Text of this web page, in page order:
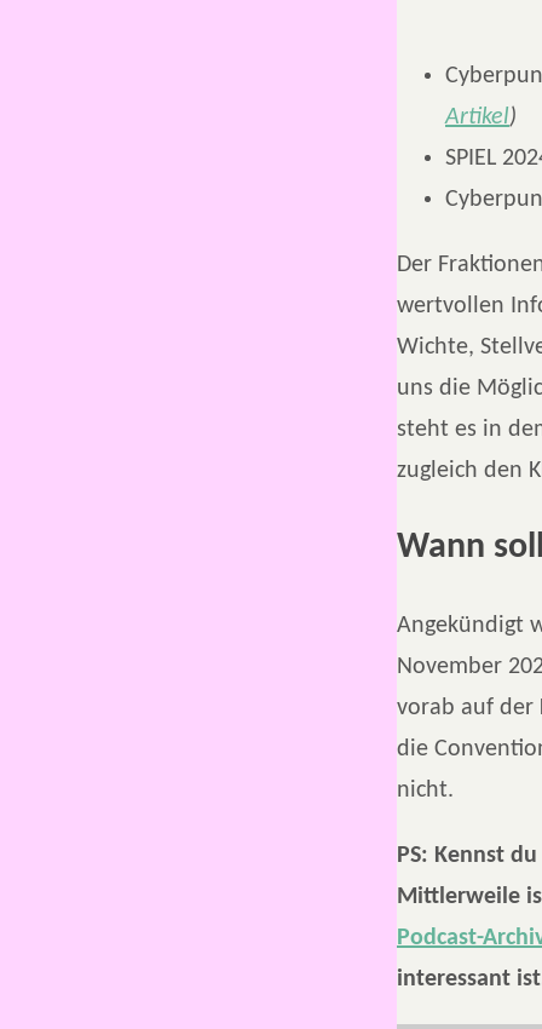
Artikel)
SPIEL
Der
wertvollen
Wichte,
uns die
steht es in
zugleich den
Wann
Angekündigt
November
vorab auf der
die
nicht.
PS: Kennst
Mittlerweile
Podcast-
interessant